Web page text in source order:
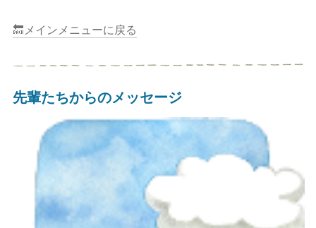
🔙メインメニューに戻る
先輩たちからのメッセージ